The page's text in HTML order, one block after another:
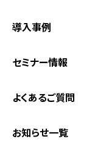
導入事例
セミナー情報
よくあるご質問
お知らせ一覧